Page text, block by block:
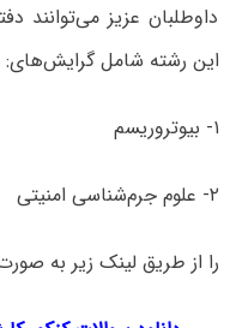
داوطلبان عزیز می‌توانند
این رشته شامل گرایش‌های:
۱- بیوتروریسم
۲- علوم جرم‌شناسی امنیتی
را از طریق لینک‌ زیر به صورت